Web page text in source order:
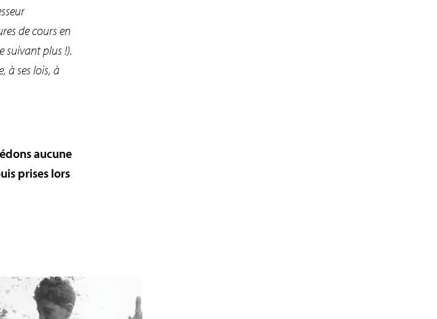
de cours en
suivant plus !).
à ses lois, à
aucune
prises lors